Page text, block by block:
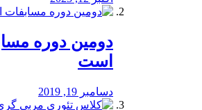
دومین دوره
است
دسامبر 19, 2019